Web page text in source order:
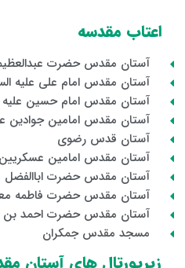
اعتاب مقدسه
آستان مقدس حضرت عبدالعظیم
آستان مقدس امام علی علیه
آستان مقدس امام حسین علیه
آستان مقدس امامین جوادین
آستان قدس رضوی
آستان مقدس امامین عسکریین
آستان مقدس حضرت اباالفضل
آستان مقدس حضرت فاطمه
آستان مقدس حضرت احمد بن
مسجد مقدس جمکران
زیرپورتال های آستان